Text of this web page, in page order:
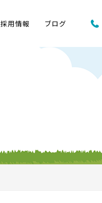
採用情報 ブログ